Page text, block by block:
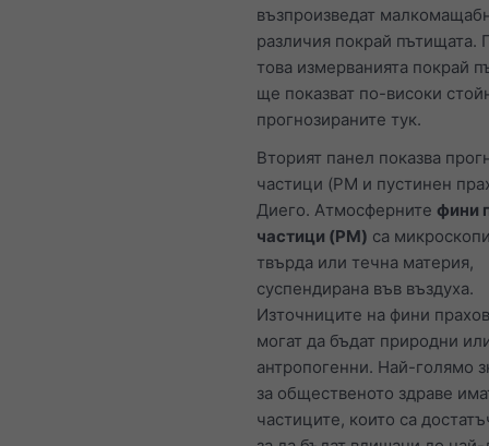
възпроизведат
различия покрай пътищата.
това измерванията покрай
ще показват по-високи
прогнозираните тук.
Вторият панел показва
частици (PM и пустинен
Диего. Атмосферните фини
частици (PM) са
твърда или течна материя,
суспендирана във въздуха.
Източниците на фини
могат да бъдат природни
антропогенни. Най-голямо
за общественото здраве
частиците, които са